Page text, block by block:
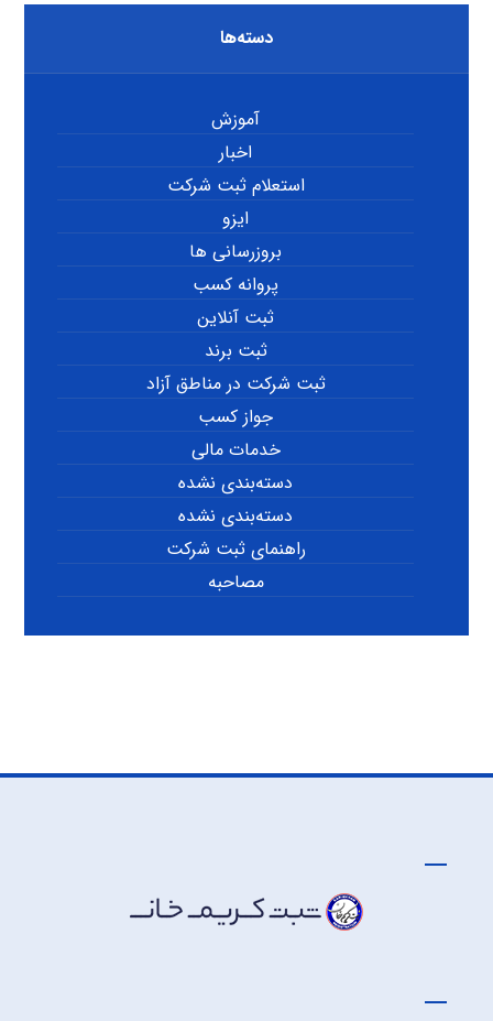
دسته‌ها
آموزش
اخبار
استعلام ثبت شرکت
ایزو
بروزرسانی ها
پروانه کسب
ثبت آنلاین
ثبت برند
ثبت شرکت در مناطق آزاد
جواز کسب
خدمات مالی
دسته‌بندی نشده
دسته‌بندی نشده
راهنمای ثبت شرکت
مصاحبه